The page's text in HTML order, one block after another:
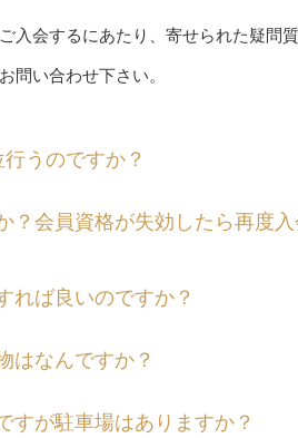
入会するにあたり、寄せられた疑問
問い合わせ下さい。
うのですか？
？会員資格が失効したら再度
れば良いのですか？
はなんですか？
すが駐車場はありますか？